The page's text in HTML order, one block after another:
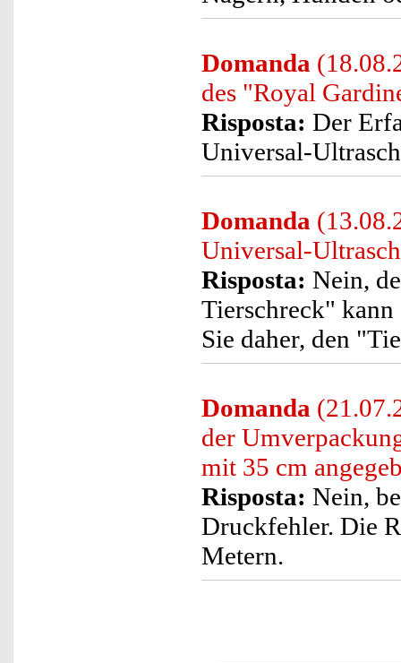
Domanda
des "Royal
Risposta: Der
Universal-
Domanda
Universal-
Risposta: Nein,
Tierschreck" kann
Sie daher, den
Domanda
der
mit 35 cm
Risposta: Nein,
Druckfehler. Die
Metern.